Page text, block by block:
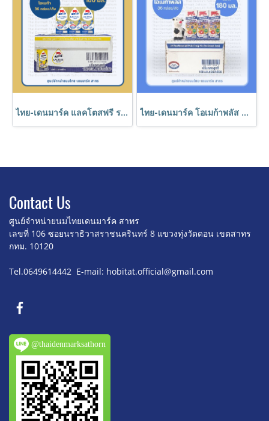
ไทย-เดนมาร์ค แลคโตสฟรี รสจืด เสริมโอเมก้าพลัส 180 ml // Lactose Free Omega Plus 180 ml (36 Boxes) ไทย-เดนมาร์ค โอเมก้าพลัส นม UHT รสจืด 180 ml // Thai-Denmark Omega Plus 180 ml (36 Boxes)
Contact Us
ศูนย์จำหน่ายนมไทยเดนมาร์ค สาทร
เลขที่ 106 ซอยนราธิวาสราชนครินทร์ 8 แขวงทุ่งวัดดอน เขตสาทร
กทม. 10120
Tel.0649614442 E-mail: hobitat.official@gmail.com
@thaidenmarksathorn